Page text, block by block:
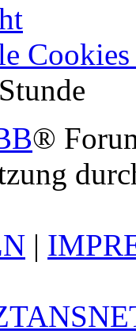
Cookies
®
|